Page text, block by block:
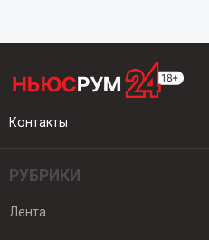
Контакты
РУБРИКИ
Лента